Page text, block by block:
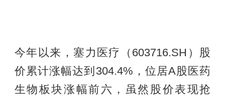
今年以来，塞力医疗（603716.SH）股
价累计涨幅达到304.4%，位居A股医药
生物板块涨幅前六，虽然股价表现抢